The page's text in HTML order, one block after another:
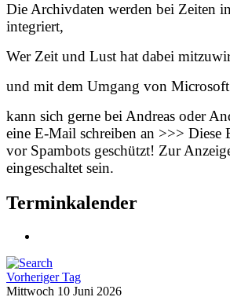
Die Archivdaten werden bei Zeiten
integriert,
Wer Zeit und Lust hat dabei
und mit dem Umgang von
kann sich gerne bei Andreas oder
eine E-Mail schreiben an >>> Diese
vor Spambots geschützt! Zur
eingeschaltet sein.
Terminkalender
Vorheriger Tag
Mittwoch 10 Juni 2026